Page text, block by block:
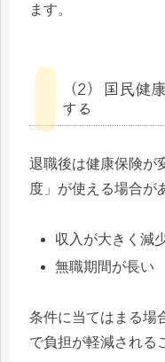
ます。
（2）国民健
する
退職後は健康保険が
度」が使える場合が
収入が大きく減
無職期間が長い
条件に当てはまる場
で負担が軽減される